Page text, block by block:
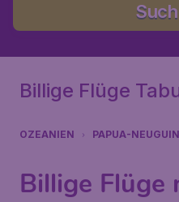
Billige Flüge
OZEANIEN PAPUA-
Billige Flüge